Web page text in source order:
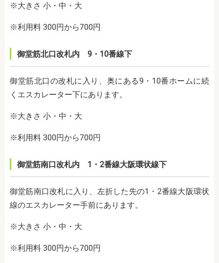
※大きさ 小・中・大
※利用料 300円から700円
御堂筋北口改札内 9・10番線下
御堂筋北口の改札に入り、奥にある9・10番ホームに続
くエスカレーター下にあります。
※大きさ 小・中・大
※利用料 300円から700円
御堂筋南口改札内 1・2番線大阪環状線下
御堂筋南口改札に入り、左折した先の1・2番線大阪環状
線のエスカレーター手前にあります。
※大きさ 小・中・大
※利用料 300円から700円